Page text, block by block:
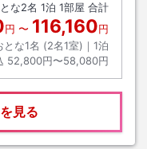
な2名 1泊 1部屋 合計
円 〜 116,160円
とな1名 (2名1室)｜ 1泊
52,800円〜58,080円
見る